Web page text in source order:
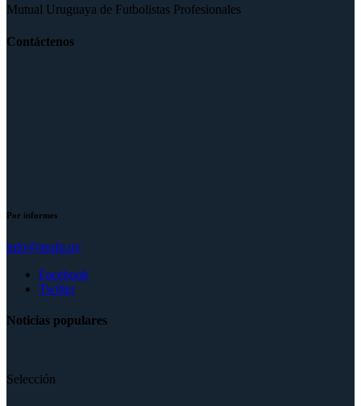
Mutual Uruguaya de Futbolistas Profesionales
Contáctenos
Por informes
info@mufp.uy
Facebook
Twitter
Noticias populares
Selección